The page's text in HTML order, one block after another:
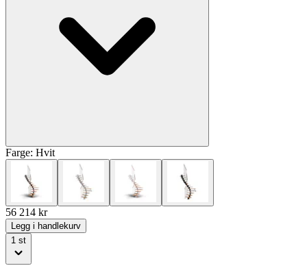
Farge: Hvit
56 214 kr
Legg i handlekurv
1 st